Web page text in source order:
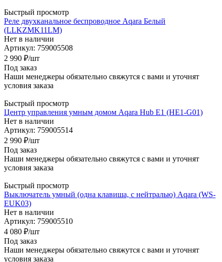
Быстрый просмотр
Реле двухканальное беспроводное Aqara Белый
(LLKZMK11LM)
Нет в наличии
Артикул: 759005508
2 990 ₽/шт
Под заказ
Наши менеджеры обязательно свяжутся с вами и уточнят
условия заказа
Быстрый просмотр
Центр управления умным домом Aqara Hub E1 (HE1-G01)
Нет в наличии
Артикул: 759005514
2 990 ₽/шт
Под заказ
Наши менеджеры обязательно свяжутся с вами и уточнят
условия заказа
Быстрый просмотр
Выключатель умный (одна клавиша, с нейтралью) Aqara (WS-
EUK03)
Нет в наличии
Артикул: 759005510
4 080 ₽/шт
Под заказ
Наши менеджеры обязательно свяжутся с вами и уточнят
условия заказа